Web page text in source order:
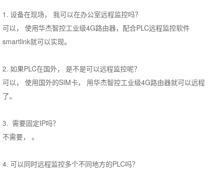
1. 设备在现场， 我可以在办公室远程监控吗？
可以， 使用华杰智控工业级4G路由器，配合PLC远程监控软件
smartlink就可以实现。
2. 如果PLC在国外， 是不是可以远程监控呢？
可以， 使用国外的SIM卡， 用华杰智控工业级4G路由器就可以远程
了。
3. 需要固定IP吗？
不需要， 。
4. 可以同时远程监控多个不同地方的PLC吗？